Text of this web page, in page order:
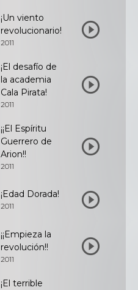
¡Un viento
revolucionario!
2011
¡El desafío de
la academia
Cala Pirata!
2011
¡¡El Espíritu
Guerrero de
Arion!!
2011
¡Edad Dorada!
2011
¡¡Empieza la
revolución!!
2011
¡El terrible